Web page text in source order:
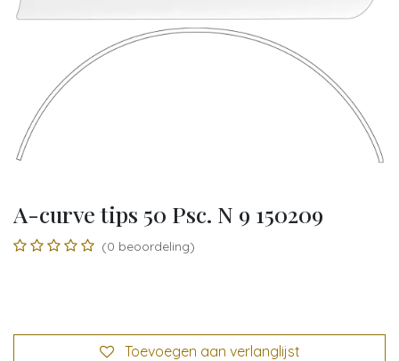
A-curve tips 50 Psc. N 9 150209
(0 beoordeling)
Toevoegen aan verlanglijst